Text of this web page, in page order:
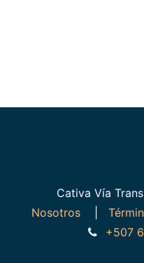
Cativa Vía
Nosotros
+507